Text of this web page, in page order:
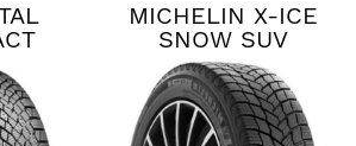
MICHELIN X-ICE
SNOW SUV